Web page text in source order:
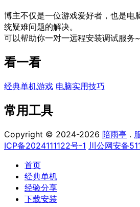
博主不仅是一位游戏爱好者，也是电
统疑难问题的解决。
可以帮助你一对一远程安装调试服务
看一看
经典单机游戏 电脑实用技巧
常用工具
Copyright © 2024-2026 陪雨亭 .
ICP备2024111122号-1 川公网安备
首页
经典单机
经验分享
下载安装